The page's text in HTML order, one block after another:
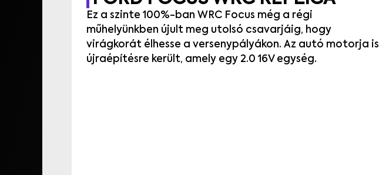
Ez a szinte 100%-ban WRC Focus még a régi
műhelyünkben újult meg utolsó csavarjáig, hogy
virágkorát élhesse a versenypályákon. Az autó motorja is
újraépítésre került, amely egy 2.0 16V egység.